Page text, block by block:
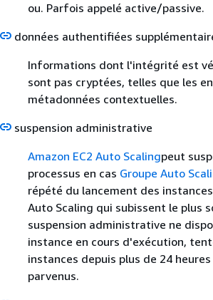
ou. Parfois appelé active/passive.
données authentifiées
Informations dont l'intégrité est
sont pas cryptées, telles que les
métadonnées contextuelles.
suspension administrative
Amazon EC2 Auto Scalingpeut
processus en cas Groupe Auto
répété du lancement des
Auto Scaling qui subissent le plus
suspension administrative ne
instance en cours d'exécution,
instances depuis plus de 24
parvenus.